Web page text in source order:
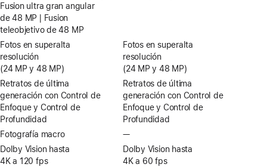
Fusion ultra gran angular
de 48 MP | Fusion
teleobjetivo de 48 MP
Fotos en superalta
resolución
(24 MP y 48 MP)
Retratos de última
generación con Control de
Enfoque y Control de
Profundidad
Fotografía macro
Dolby Vision hasta
4K a 120 fps
Fotos en superalta
resolución
(24 MP y 48 MP)
Retratos de última
generación con Control de
Enfoque y Control de
Profundidad
—Sin
fotografía
macro
Dolby Vision hasta
4K a 60 fps